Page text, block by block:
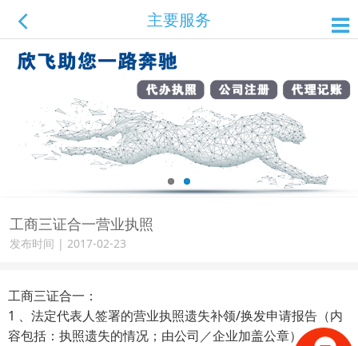
主要服务
工商三证合一营业执照
发布时间 | 2017-02-23
工商三证合一：
1 、法定代表人签署的营业执照遗失补领/换发申请报告（内
容包括：执照遗失的情况；由公司／企业加盖公章）；